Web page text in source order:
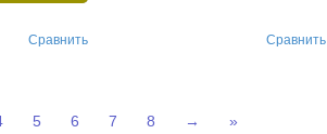
Сравнить Сравнить
5 6 7 8 → »